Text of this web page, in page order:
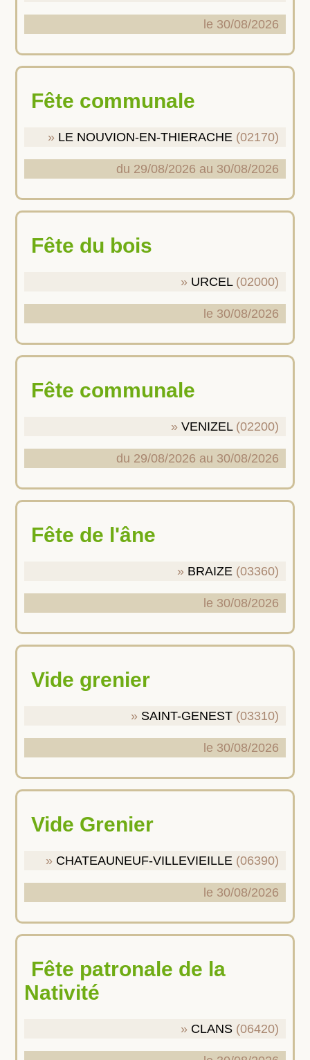
le 30/08/2026
Fête communale
LE NOUVION-EN-THIERACHE (02170)
du 29/08/2026 au 30/08/2026
Fête du bois
URCEL(02000)
le 30/08/2026
Fête communale
VENIZEL(02200)
du 29/08/2026 au 30/08/2026
Fête de l'âne
BRAIZE (03360)
le 30/08/2026
Vide grenier
SAINT-GENEST (03310)
le 30/08/2026
Vide Grenier
CHATEAUNEUF-VILLEVIEILLE (06390)
le 30/08/2026
Fête patronale de la
Nativité
CLANS (06420)